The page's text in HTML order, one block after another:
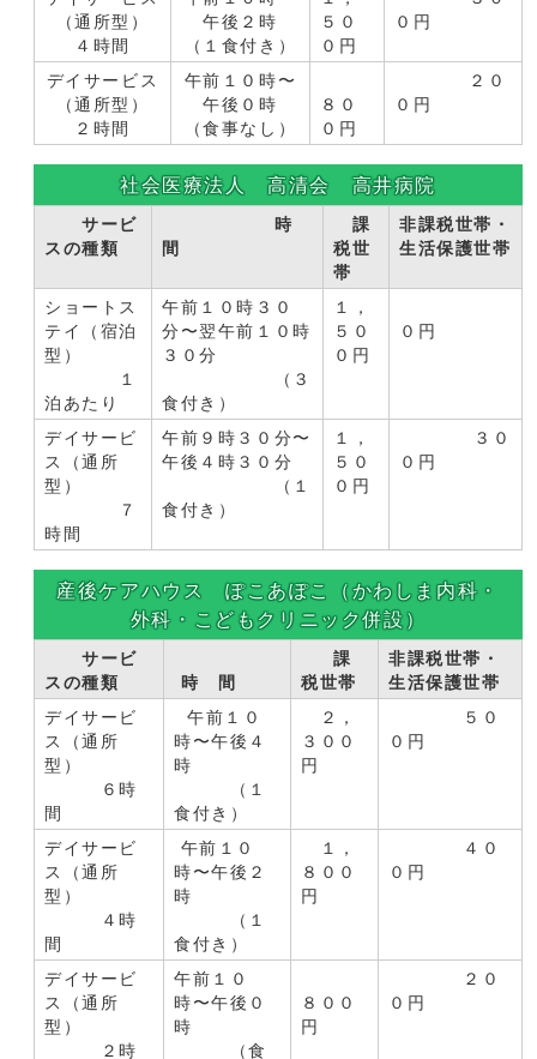
（通所型）
４時間
午後２時
（１食付き）
５０
０円
０円
デイサービス
（通所型）
２時間
午前１０時〜
午後０時
（食事なし）
８０
０円
２０
０円
社会医療法人 高清会 高井病院
サービ
スの種類
時
間
課
税世
帯
非課税世帯・
生活保護世帯
ショートス
テイ（宿泊
型）
１
泊あたり
午前１０時３０
分〜翌午前１０時
３０分
（３
食付き）
１，
５０
０円
０円
デイサービ
ス（通所
型）
７
時間
午前９時３０分〜
午後４時３０分
（１
食付き）
１，
５０
０円
３０
０円
産後ケアハウス ぽこあぽこ（かわしま内科・
外科・こどもクリニック併設）
サービ
スの種類
時 間
課
税世帯
非課税世帯・
生活保護世帯
デイサービ
ス（通所
型）
６時
間
午前１０
時〜午後４
時
（１
食付き）
２，
３００
円
５０
０円
デイサービ
ス（通所
型）
４時
間
午前１０
時〜午後２
時
（１
食付き）
１，
８００
円
４０
０円
デイサービ
ス（通所
型）
２時
午前１０
時〜午後０
時
（食
８００
円
２０
０円